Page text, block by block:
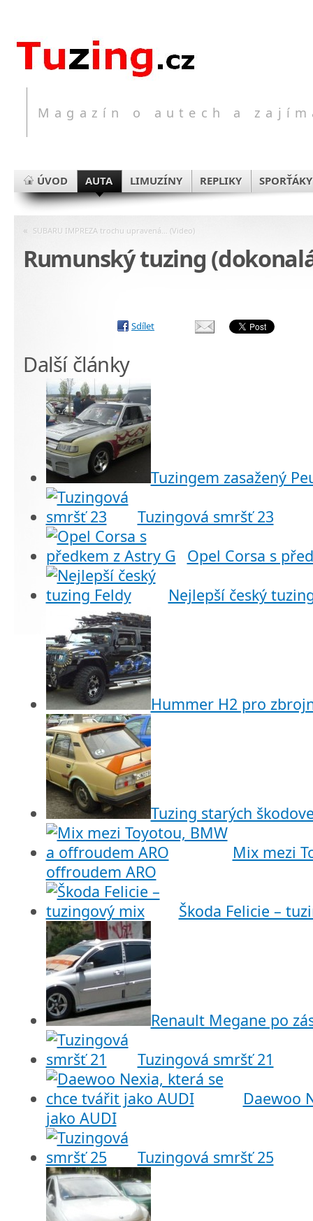
Magazín o autech a
ÚVOD AUTA LIMUZÍNY REPLIKY SPORŤÁKY
« SUBARU IMPREZA trochu upravená… (Video)
Rumunský tuzing
Sdílet
Další články
Tuzingem zasažený
Tuzingová smršť 23
Opel Corsa s
Nejlepší český
Hummer H2 pro
Tuzing starých
Mix mezi
offroudem ARO
Škoda Felicie –
Renault Megane po
Tuzingová smršť 21
Daewoo
jako AUDI
Tuzingová smršť 25